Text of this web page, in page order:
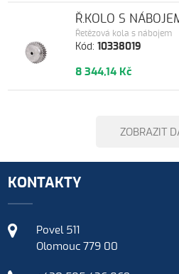
Kód:10338019
Řetězová kola s nábojem
Ř.KOLO S
8 344,14 Kč
ZOBRAZIT
KONTAKTY
Povel 511
Olomouc 779 00